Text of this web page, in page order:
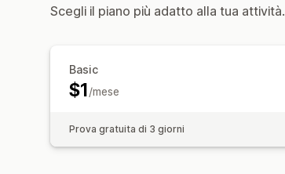
Scegli il piano più adatto alla tua attività.
Basic
$1/mese
Prova gratuita di 3 giorni